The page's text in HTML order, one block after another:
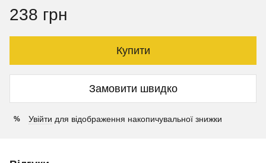
238 грн
Купити
Замовити швидко
% Увійти для відображення накопичувальної знижки